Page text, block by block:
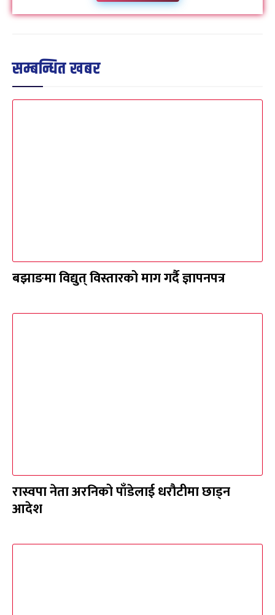
सम्बन्धित खबर
बझाङमा विद्युत् विस्तारको माग गर्दै ज्ञापनपत्र
रास्वपा नेता अरनिको पाँडेलाई धरौटीमा छाड्न
आदेश